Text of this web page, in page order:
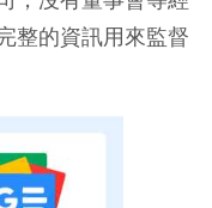
整的資訊用來監督